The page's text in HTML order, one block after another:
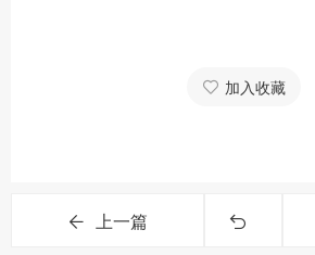
加入收藏
上一篇